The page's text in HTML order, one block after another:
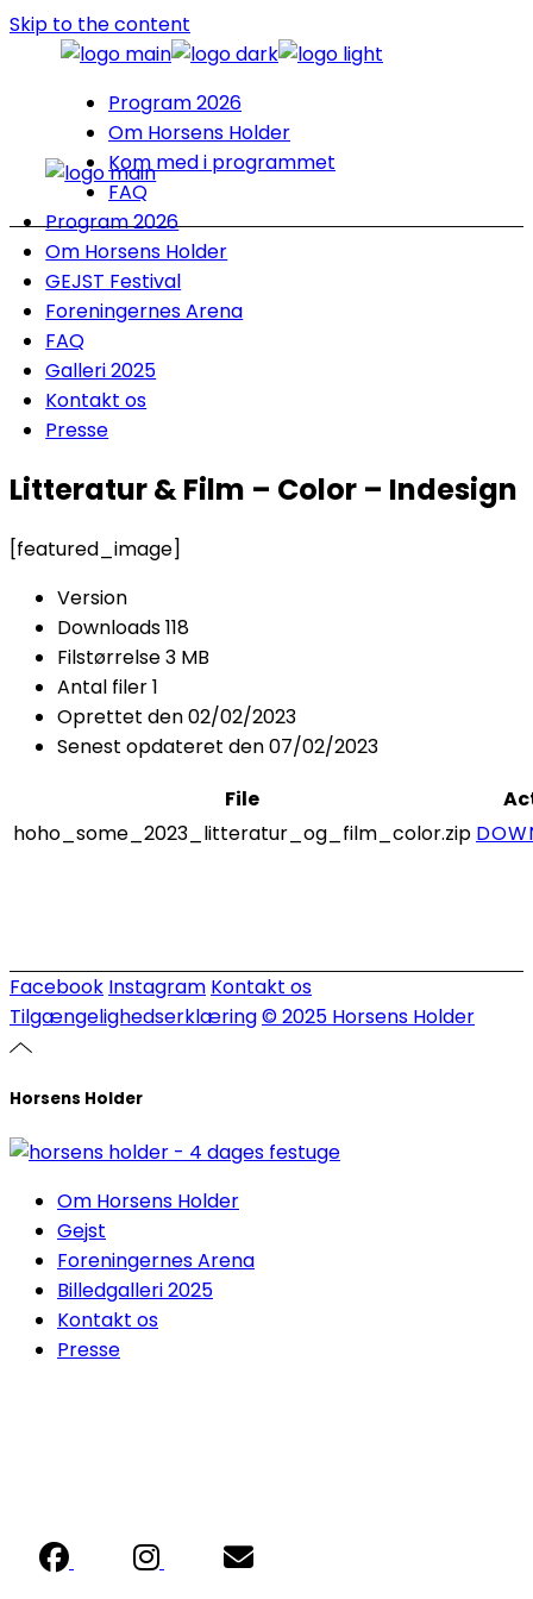
Skip to the content
Program 2026
Om Horsens Holder
Kom med i programmet
FAQ
Program 2026
Om Horsens Holder
GEJST Festival
Foreningernes Arena
FAQ
Galleri 2025
Kontakt os
Presse
Litteratur & Film – Color – Indesign
[featured_image]
Version
Downloads118
Filstørrelse3 MB
Antal filer1
Oprettet den02/02/2023
Senest opdateret den07/02/2023
File
hoho_some_2023_litteratur_og_film_color.zip
Facebook Instagram Kontakt os
Tilgængelighedserklæring© 2025 Horsens Holder
Horsens Holder
Om Horsens Holder
Gejst
Foreningernes Arena
Billedgalleri 2025
Kontakt os
Presse